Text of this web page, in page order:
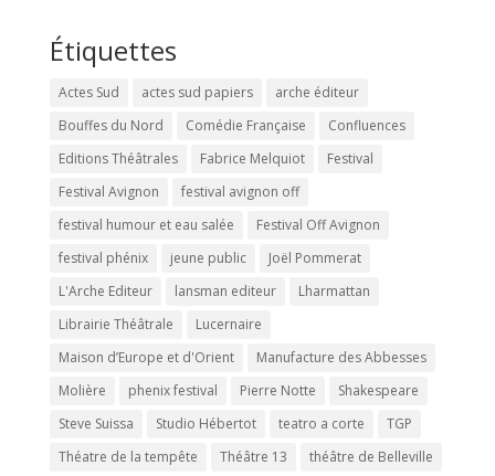
Étiquettes
Actes Sud actes sud papiers
arche éditeur
Bouffes du Nord
Comédie Française
Confluences
Editions Théâtrales
Fabrice Melquiot
Festival
Festival Avignon
festival avignon off
festival humour et eau salée
Festival Off Avignon
festival phénix
jeune public
Joël Pommerat
L'Arche Editeur
lansman editeur
Lharmattan
Librairie Théâtrale
Lucernaire
Maison d’Europe et d'Orient
Manufacture des Abbesses
Molière
phenix festival Pierre Notte
Shakespeare
Steve Suissa
Studio Hébertot teatro a corte
TGP
Théatre de la tempête
Théâtre 13
théâtre de Belleville